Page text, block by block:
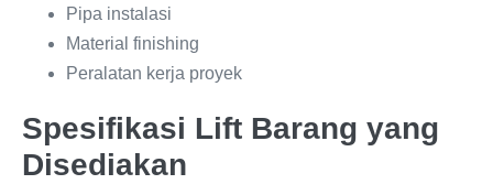
Pipa instalasi
Material finishing
Peralatan kerja proyek
Spesifikasi Lift Barang yang
Disediakan